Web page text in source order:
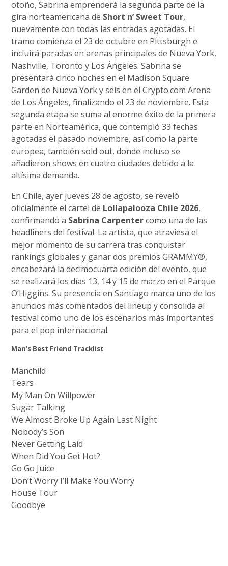
otoño, Sabrina emprenderá la segunda parte de la
gira norteamericana de Short n’ Sweet Tour,
nuevamente con todas las entradas agotadas. El
tramo comienza el 23 de octubre en Pittsburgh e
incluirá paradas en arenas principales de Nueva York,
Nashville, Toronto y Los Ángeles. Sabrina se
presentará cinco noches en el Madison Square
Garden de Nueva York y seis en el Crypto.com Arena
de Los Ángeles, finalizando el 23 de noviembre. Esta
segunda etapa se suma al enorme éxito de la primera
parte en Norteamérica, que contempló 33 fechas
agotadas el pasado noviembre, así como la parte
europea, también sold out, donde incluso se
añadieron shows en cuatro ciudades debido a la
altísima demanda.
En Chile, ayer jueves 28 de agosto, se reveló
oficialmente el cartel de Lollapalooza Chile 2026,
confirmando a Sabrina Carpentercomo una de las
headliners del festival. La artista, que atraviesa el
mejor momento de su carrera tras conquistar
rankings globales y ganar dos premios GRAMMY®,
encabezará la decimocuarta edición del evento, que
se realizará los días 13, 14 y 15 de marzo en el Parque
O’Higgins. Su presencia en Santiago marca uno de los
anuncios más comentados del lineup y consolida al
festival como uno de los escenarios más importantes
para el pop internacional.
Man’s Best Friend Tracklist
Manchild
Tears
My Man On Willpower
Sugar Talking
We Almost Broke Up Again Last Night
Nobody’s Son
Never Getting Laid
When Did You Get Hot?
Go Go Juice
Don’t Worry I’ll Make You Worry
House Tour
Goodbye